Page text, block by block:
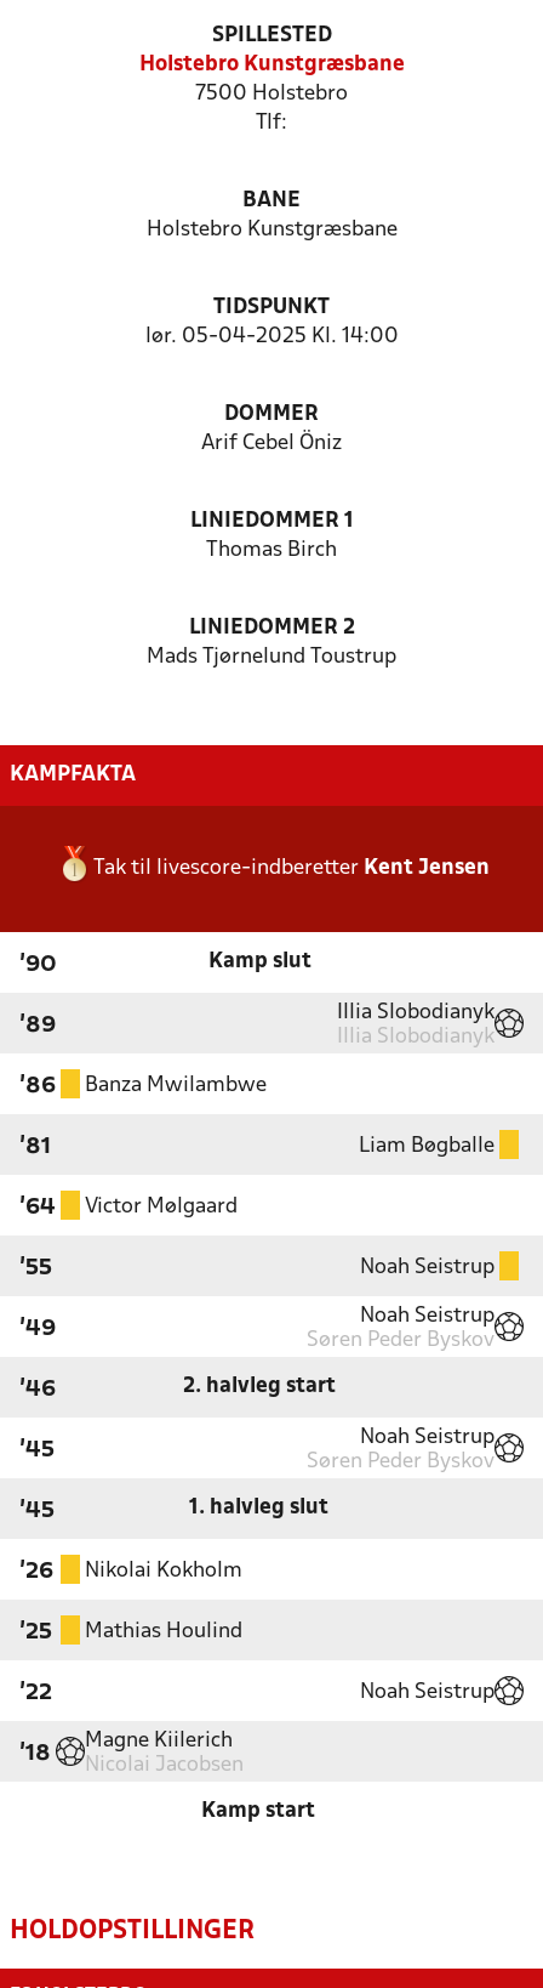
SPILLESTED
Holstebro Kunstgræsbane
7500 Holstebro
Tlf:
BANE
Holstebro Kunstgræsbane
TIDSPUNKT
lør. 05-04-2025 Kl. 14:00
DOMMER
Arif Cebel Öniz
LINIEDOMMER 1
Thomas Birch
LINIEDOMMER 2
Mads Tjørnelund Toustrup
KAMPFAKTA
Tak til livescore-indberetter Kent Jensen
'90 Kamp slut
'89
Illia Slobodianyk
Illia Slobodianyk
'86 Banza Mwilambwe
'81 Liam Bøgballe
'64 Victor Mølgaard
'55 Noah Seistrup
'49
Noah Seistrup
Søren Peder Byskov
'46 2. halvleg start
'45
Noah Seistrup
Søren Peder Byskov
'45 1. halvleg slut
'26 Nikolai Kokholm
'25 Mathias Houlind
'22 Noah Seistrup
'18
Magne Kiilerich
Nicolai Jacobsen
Kamp start
HOLDOPSTILLINGER